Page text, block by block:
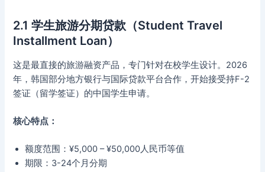
2.1 学生旅游分期贷款（Student Travel
Installment Loan）
这是最直接的旅游融资产品，专门针对在校学生设计。2026
年，韩国部分地方银行与国际贷款平台合作，开始接受持F-2
签证（留学签证）的中国学生申请。
核心特点：
额度范围：¥5,000 – ¥50,000人民币等值
期限：3-24个月分期